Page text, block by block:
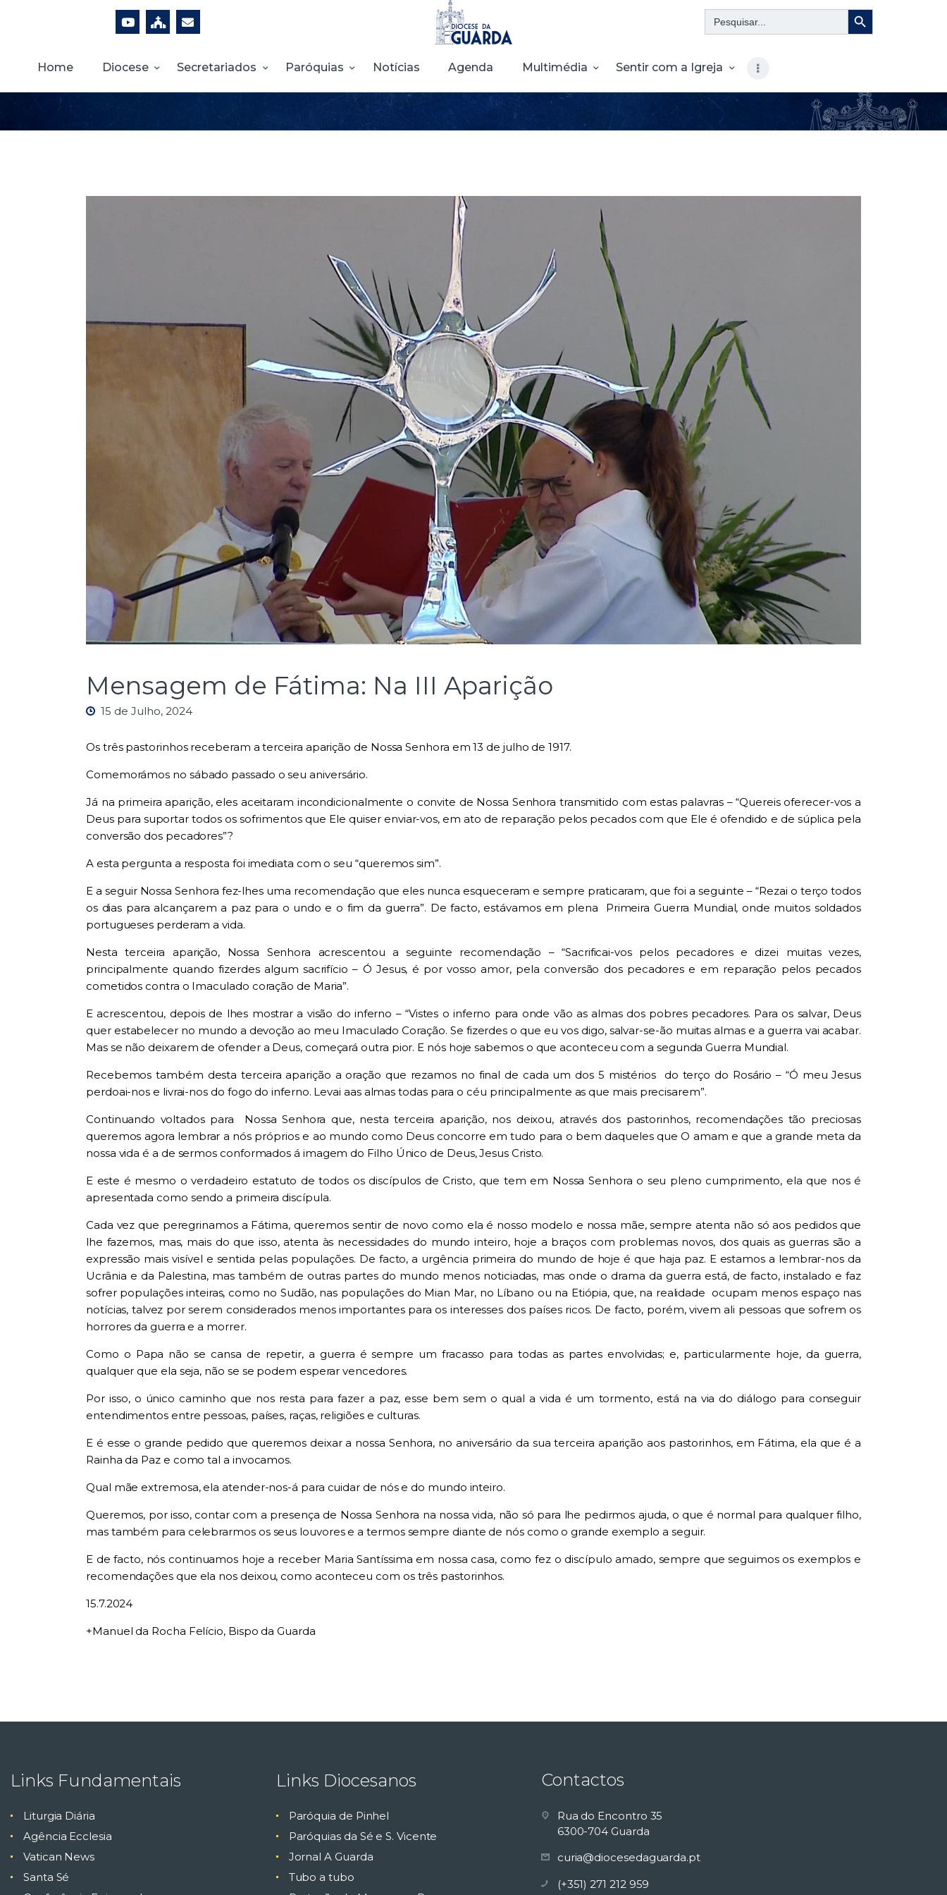
Search
for:
Search Button
Home Diocese Secretariados Paróquias Notícias Agenda Multimédia Sentir com a Igreja
PARÓQUIAS
MULTIMÉDIA
SENTIR COM A
IGREJA
CONTACTOS
Mensagem de Fátima: Na III Aparição
15 de Julho, 2024
Os três pastorinhos receberam a terceira aparição de Nossa Senhora em 13 de julho de 1917.
Comemorámos no sábado passado o seu aniversário.
Já na primeira aparição, eles aceitaram incondicionalmente o convite de Nossa Senhora transmitido com estas palavras – “Quereis oferecer-vos a
Deus para suportar todos os sofrimentos que Ele quiser enviar-vos, em ato de reparação pelos pecados com que Ele é ofendido e de súplica pela
conversão dos pecadores”?
A esta pergunta a resposta foi imediata com o seu “queremos sim”.
E a seguir Nossa Senhora fez-lhes uma recomendação que eles nunca esqueceram e sempre praticaram, que foi a seguinte – “Rezai o terço todos
os dias para alcançarem a paz para o undo e o fim da guerra”. De facto, estávamos em plena Primeira Guerra Mundial, onde muitos soldados
portugueses perderam a vida.
Nesta terceira aparição, Nossa Senhora acrescentou a seguinte recomendação – “Sacrificai-vos pelos pecadores e dizei muitas vezes,
principalmente quando fizerdes algum sacrifício – Ó Jesus, é por vosso amor, pela conversão dos pecadores e em reparação pelos pecados
cometidos contra o Imaculado coração de Maria”.
E acrescentou, depois de lhes mostrar a visão do inferno – “Vistes o inferno para onde vão as almas dos pobres pecadores. Para os salvar, Deus
quer estabelecer no mundo a devoção ao meu Imaculado Coração. Se fizerdes o que eu vos digo, salvar-se-ão muitas almas e a guerra vai acabar.
Mas se não deixarem de ofender a Deus, começará outra pior. E nós hoje sabemos o que aconteceu com a segunda Guerra Mundial.
Recebemos também desta terceira aparição a oração que rezamos no final de cada um dos 5 mistérios do terço do Rosário – “Ó meu Jesus
perdoai-nos e livrai-nos do fogo do inferno. Levai aas almas todas para o céu principalmente as que mais precisarem”.
Continuando voltados para Nossa Senhora que, nesta terceira aparição, nos deixou, através dos pastorinhos, recomendações tão preciosas
queremos agora lembrar a nós próprios e ao mundo como Deus concorre em tudo para o bem daqueles que O amam e que a grande meta da
nossa vida é a de sermos conformados á imagem do Filho Único de Deus, Jesus Cristo.
E este é mesmo o verdadeiro estatuto de todos os discípulos de Cristo, que tem em Nossa Senhora o seu pleno cumprimento, ela que nos é
apresentada como sendo a primeira discípula.
Cada vez que peregrinamos a Fátima, queremos sentir de novo como ela é nosso modelo e nossa mãe, sempre atenta não só aos pedidos que
lhe fazemos, mas, mais do que isso, atenta às necessidades do mundo inteiro, hoje a braços com problemas novos, dos quais as guerras são a
expressão mais visível e sentida pelas populações. De facto, a urgência primeira do mundo de hoje é que haja paz. E estamos a lembrar-nos da
Ucrânia e da Palestina, mas também de outras partes do mundo menos noticiadas, mas onde o drama da guerra está, de facto, instalado e faz
sofrer populações inteiras, como no Sudão, nas populações do Mian Mar, no Líbano ou na Etiópia, que, na realidade ocupam menos espaço nas
notícias, talvez por serem considerados menos importantes para os interesses dos países ricos. De facto, porém, vivem ali pessoas que sofrem os
horrores da guerra e a morrer.
Como o Papa não se cansa de repetir, a guerra é sempre um fracasso para todas as partes envolvidas; e, particularmente hoje, da guerra,
qualquer que ela seja, não se se podem esperar vencedores.
Por isso, o único caminho que nos resta para fazer a paz, esse bem sem o qual a vida é um tormento, está na via do diálogo para conseguir
entendimentos entre pessoas, países, raças, religiões e culturas.
E é esse o grande pedido que queremos deixar a nossa Senhora, no aniversário da sua terceira aparição aos pastorinhos, em Fátima, ela que é a
Rainha da Paz e como tal a invocamos.
Qual mãe extremosa, ela atender-nos-á para cuidar de nós e do mundo inteiro.
Queremos, por isso, contar com a presença de Nossa Senhora na nossa vida, não só para lhe pedirmos ajuda, o que é normal para qualquer filho,
mas também para celebrarmos os seus louvores e a termos sempre diante de nós como o grande exemplo a seguir.
E de facto, nós continuamos hoje a receber Maria Santíssima em nossa casa, como fez o discípulo amado, sempre que seguimos os exemplos e
recomendações que ela nos deixou, como aconteceu com os três pastorinhos.
15.7.2024
+Manuel da Rocha Felício, Bispo da Guarda
Links Fundamentais
Liturgia Diária
Agência Ecclesia
Vatican News
Santa Sé
Links Diocesanos
Paróquia de Pinhel
Paróquias da Sé e S. Vicente
Jornal A Guarda
Tubo a tubo
Contactos
Rua do Encontro 35
6300-704 Guarda
curia@diocesedaguarda.pt
(+351) 271 212 959